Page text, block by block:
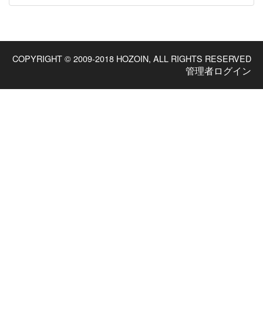
COPYRIGHT © 2009-2018 HOZOIN, ALL RIGHTS RESERVED
管理者ログイン